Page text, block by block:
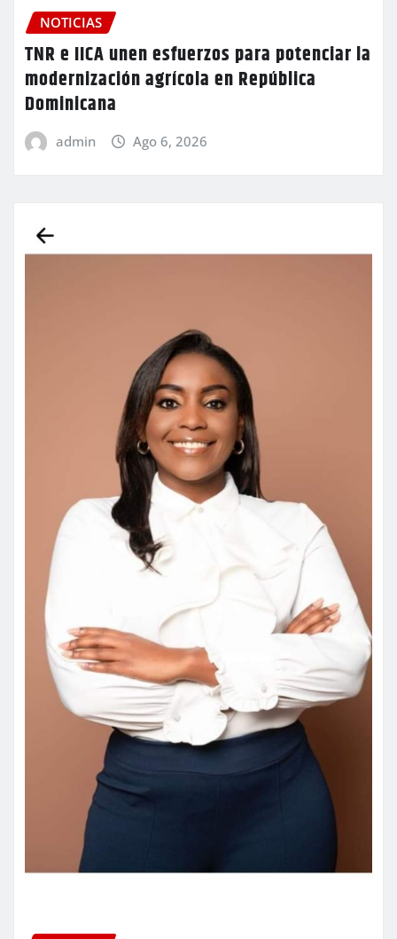
NOTICIAS
TNR e IICA unen esfuerzos para potenciar la
modernización agrícola en República
Dominicana
admin Ago 6, 2026